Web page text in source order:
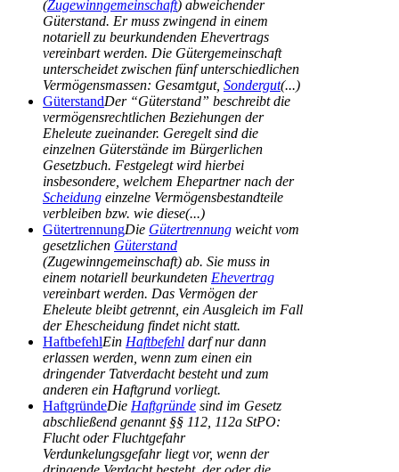
(Zugewinngemeinschaft) abweichender
Güterstand. Er muss zwingend in einem
notariell zu beurkundenden Ehevertrags
vereinbart werden. Die Gütergemeinschaft
unterscheidet zwischen fünf unterschiedlichen
Vermögensmassen: Gesamtgut, Sondergut(...)
GüterstandDer “Güterstand” beschreibt die
vermögensrechtlichen Beziehungen der
Eheleute zueinander. Geregelt sind die
einzelnen Güterstände im Bürgerlichen
Gesetzbuch. Festgelegt wird hierbei
insbesondere, welchem Ehepartner nach der
Scheidung einzelne Vermögensbestandteile
verbleiben bzw. wie diese(...)
GütertrennungDie Gütertrennung weicht vom
gesetzlichen Güterstand
(Zugewinngemeinschaft) ab. Sie muss in
einem notariell beurkundeten Ehevertrag
vereinbart werden. Das Vermögen der
Eheleute bleibt getrennt, ein Ausgleich im Fall
der Ehescheidung findet nicht statt.
HaftbefehlEin Haftbefehl darf nur dann
erlassen werden, wenn zum einen ein
dringender Tatverdacht besteht und zum
anderen ein Haftgrund vorliegt.
HaftgründeDie Haftgründe sind im Gesetz
abschließend genannt §§ 112, 112a StPO:
Flucht oder Fluchtgefahr
Verdunkelungsgefahr liegt vor, wenn der